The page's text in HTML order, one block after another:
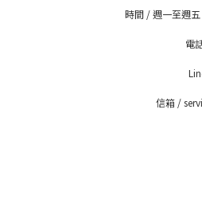
時間 / 週一至週五
電
信箱 /